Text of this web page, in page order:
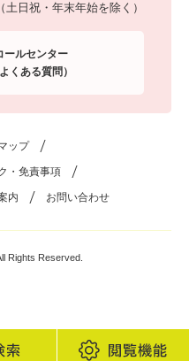
日祝・年末年始を除く）
ールセンター
よくある質問）
ップ
・免責事項
内 お問い合わせ
Rights Reserved.